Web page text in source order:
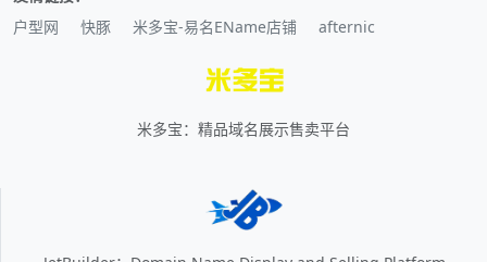
户型网
快豚 米多宝-易名EName店铺 afternic
米多宝：精品域名展示售卖平台